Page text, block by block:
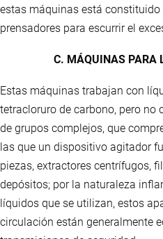
estas máquinas está
prensadores para escurrir el
C. MÁQUINAS PARA
Estas máquinas trabajan con
tetracloruro de carbono, pero no
de grupos complejos, que
las que un dispositivo agitador
piezas, extractores centrífugos,
depósitos; por la naturaleza
líquidos que se utilizan, estos
circulación están generalmente